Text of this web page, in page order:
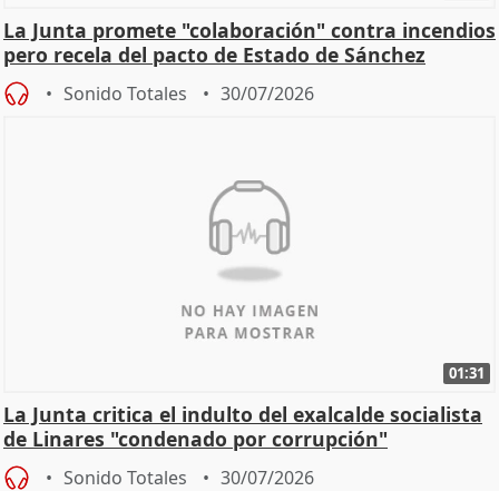
La Junta promete "colaboración" contra incendios
pero recela del pacto de Estado de Sánchez
Sonido Totales 30/07/2026
01:31
La Junta critica el indulto del exalcalde socialista
de Linares "condenado por corrupción"
Sonido Totales 30/07/2026